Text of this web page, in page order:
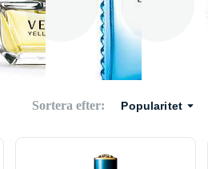
Yellow Diamond Versace Man
Sortera efter: Popularitet